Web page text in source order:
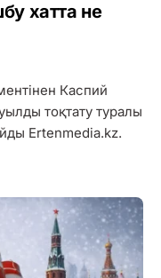
хатта не
Каспий
тоқтату туралы
Ertenmedia.kz.